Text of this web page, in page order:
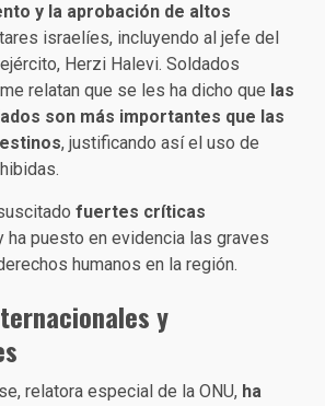
y la aprobación de altos
israelíes, incluyendo al jefe del
Herzi Halevi. Soldados
relatan que se les ha dicho que las
son más importantes que las
, justificando así el uso de
fuertes críticas
ha puesto en evidencia las graves
humanos en la región.
y
relatora especial de la ONU, ha